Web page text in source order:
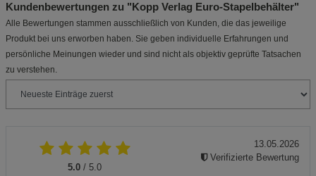
Kundenbewertungen zu "Kopp Verlag Euro-Stapelbehälter"
Alle Bewertungen stammen ausschließlich von Kunden, die das jeweilige
Produkt bei uns erworben haben. Sie geben individuelle Erfahrungen und
persönliche Meinungen wieder und sind nicht als objektiv geprüfte Tatsachen
zu verstehen.
5.0 / 5.0
13.05.2026
Verifizierte Bewertung